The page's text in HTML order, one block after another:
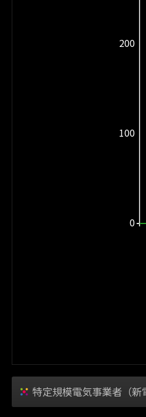
0
100
200
特定規模電気事業者（